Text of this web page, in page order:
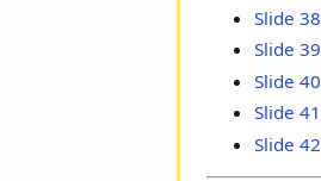
Slide 38
Slide 39
Slide 40
Slide 41
Slide 42